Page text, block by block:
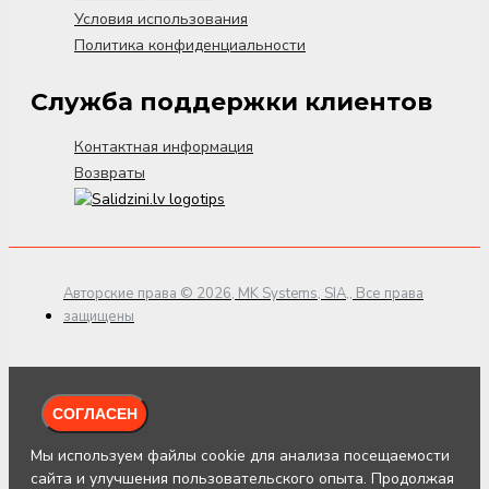
Условия использования
Политика конфиденциальности
Служба поддержки клиентов
Контактная информация
Возвраты
Авторские права © 2026, MK Systems, SIA,, Все права
защищены
СОГЛАСЕН
Мы используем файлы cookie для анализа посещаемости
сайта и улучшения пользовательского опыта. Продолжая